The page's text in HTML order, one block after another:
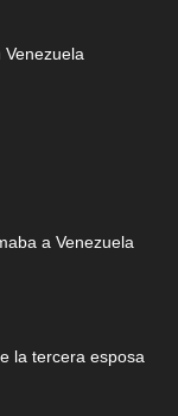
Venezuela
a Venezuela
la tercera esposa